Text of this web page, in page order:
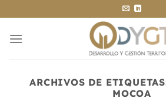
al
contenido
ARCHIVOS DE
MOCOA